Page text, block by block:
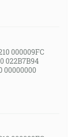
000009FC
022B7B94
00000000